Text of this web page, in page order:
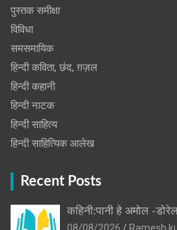
पुस्‍तक समीक्षा
विविधा
समसमायिक
हिन्दी कविता, छंद, ग़ज़ल
हिन्दी कहानी
हिन्‍दी नाटक
हिन्दी साहित्य
हिन्दी साहित्यिक आलेख
Recent Posts
कहिनी:पानी हे अमोल -